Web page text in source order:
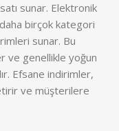
sunar. Elektronik
birçok kategori
sunar. Bu
ve genellikle yoğun
Efsane indirimler,
ve müşterilere